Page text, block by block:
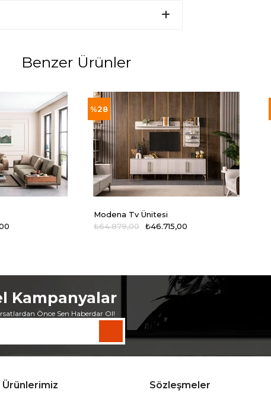
Benzer Ürünler
Modena Tv Ünitesi
₺46.715,00
₺64.879,00
%28
Kampanyalar
Önce Sen Haberdar Ol!
Ürünlerimiz Sözleşmeler